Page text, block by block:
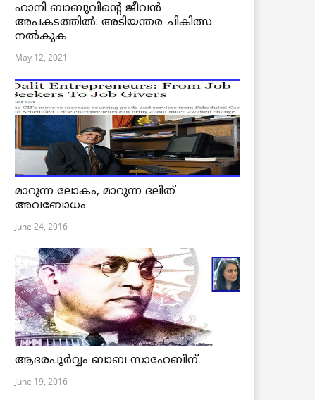
ഹാനി ബാബുവിന്റെ ജീവൻ
അപകടത്തിൽ: അടിയന്തര ചികിത്സ
നൽകുക
May 12, 2021
മാറുന്ന ലോകം, മാറുന്ന ദലിത്
അവബോധം
June 24, 2016
ആദരപൂര്‍വ്വം ബാബ സാഹേബിന്
June 19, 2016